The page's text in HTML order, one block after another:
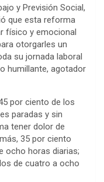
y Previsión Social,
que esta reforma
físico y emocional
otorgarles un
su jornada laboral
humillante, agotador
por ciento de los
paradas y sin
tener dolor de
35 por ciento
ocho horas diarias;
de cuatro a ocho